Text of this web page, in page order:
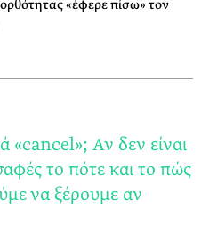
«έφερε πίσω» τον
«cancel»; Αν δεν είναι
το πότε και το πώς
να ξέρουμε αν